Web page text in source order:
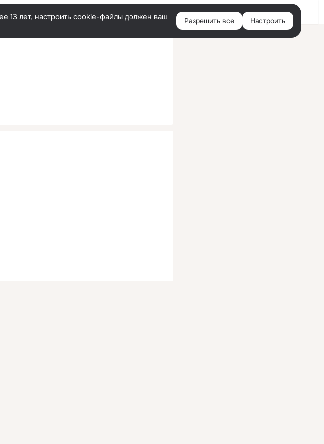
Русский Войти
13 лет, настроить cookie-файлы должен ваш
Разрешить все Настроить